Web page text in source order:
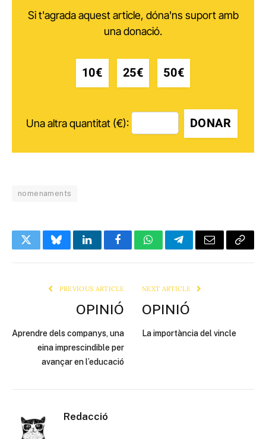
Si t'agrada aquest article, dóna'ns suport amb
una donació.
10€ 25€ 50€
Una altra quantitat (€): DONAR
nomenaments
TwitterBlueskyLinkedInFacebookWhatsAppTelegramEmail Copy
PREVIOUS ARTICLE
OPINIÓ
Aprendre dels companys, una
eina imprescindible per
avançar en l’educació
NEXT ARTICLE
OPINIÓ
La importància del vincle
Redacció